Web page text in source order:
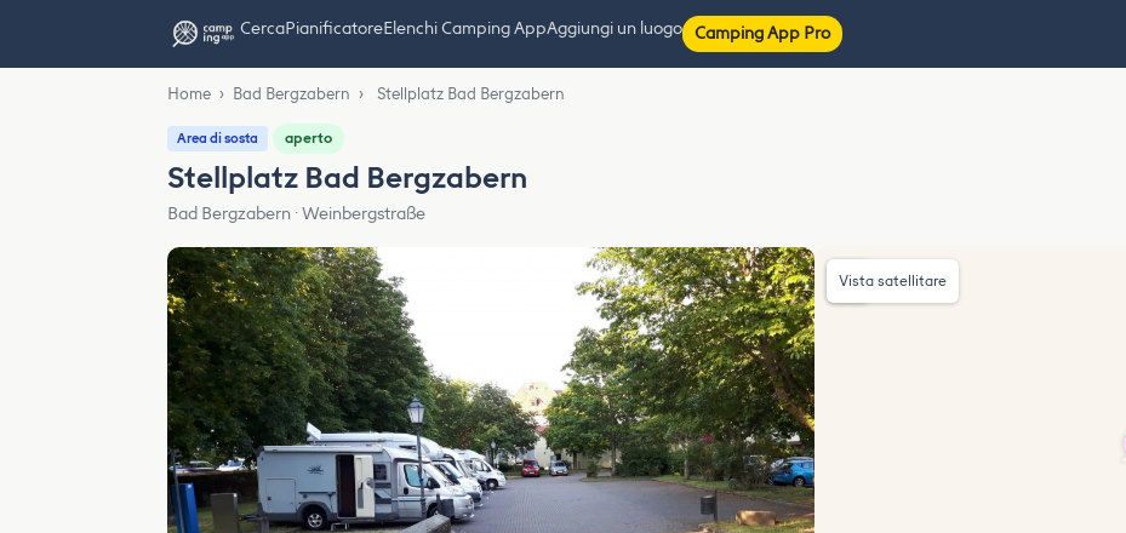
CercaPianificatoreElenchi Camping AppAggiungi un luogo Camping App Pro
Home › Bad Bergzabern › Stellplatz Bad Bergzabern
Area di sosta aperto
Stellplatz Bad Bergzabern
Bad Bergzabern · Weinbergstraße
Vista satellitare